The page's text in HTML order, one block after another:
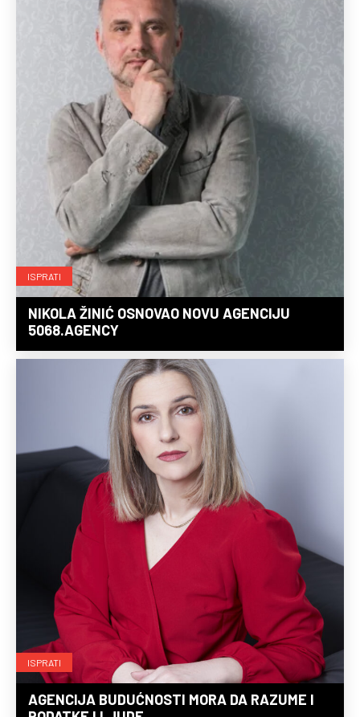
ISPRATI
NIKOLA ŽINIĆ OSNOVAO NOVU AGENCIJU
5068.AGENCY
ISPRATI
AGENCIJA BUDUĆNOSTI MORA DA RAZUME I